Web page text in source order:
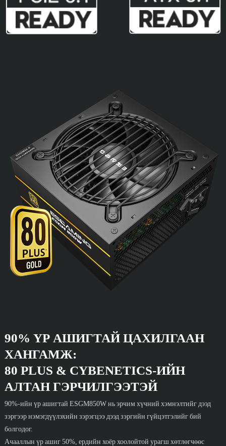
90% ҮР АШИГТАЙ ЦАХИЛГААН
ХАНГАМЖ:
80 PLUS & CYBENETICS-ИЙН
АЛТАН ГЭРЧИЛГЭЭТЭЙ
90%-ийн үр ашигтай ESGM850W нь эрчим хүчний хэмнэлтийг дээд
зэргээр нэмэгдүүлэхийн зэрэгцээ дээд зэргийн гүйцэтгэлийг бий
болгодог.
Ачааллын үр ашиг 50%, ердийн хоёр хоолойтой урагш хөтлөгчөөс